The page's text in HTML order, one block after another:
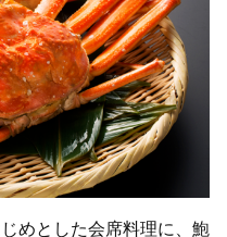
めとした会席料理に、鮑